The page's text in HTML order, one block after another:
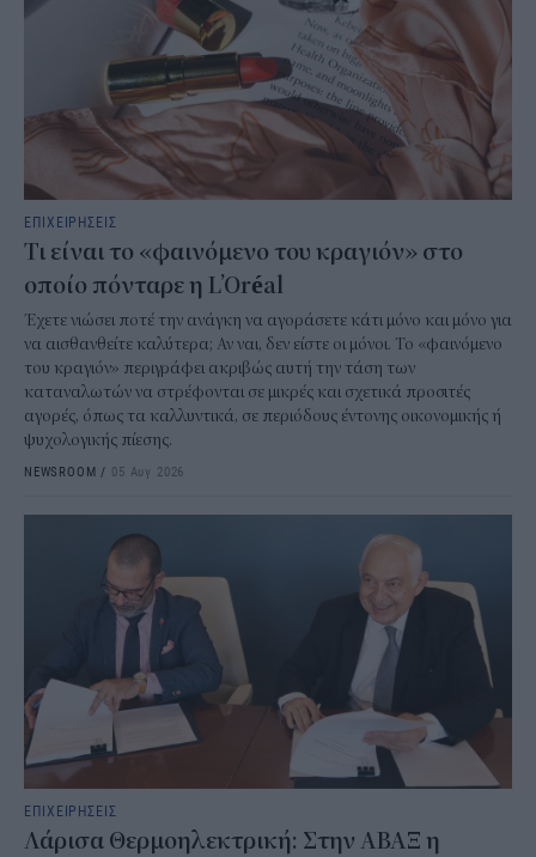
ΕΠΙΧΕΙΡΗΣΕΙΣ
Τι είναι το «φαινόμενο του κραγιόν» στο
οποίο πόνταρε η L’Oréal
Έχετε νιώσει ποτέ την ανάγκη να αγοράσετε κάτι μόνο και μόνο για
να αισθανθείτε καλύτερα; Αν ναι, δεν είστε οι μόνοι. Το «φαινόμενο
του κραγιόν» περιγράφει ακριβώς αυτή την τάση των
καταναλωτών να στρέφονται σε μικρές και σχετικά προσιτές
αγορές, όπως τα καλλυντικά, σε περιόδους έντονης οικονομικής ή
ψυχολογικής πίεσης.
NEWSROOM / 05 Αυγ 2026
ΕΠΙΧΕΙΡΗΣΕΙΣ
Λάρισα Θερμοηλεκτρική: Στην ΑΒΑΞ η